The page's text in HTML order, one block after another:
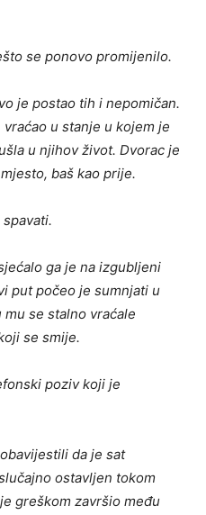
se ponovo promijenilo.
je postao tih i nepomičan.
u stanje u kojem je
u njihov život. Dvorac je
baš kao prije.
ga je na izgubljeni
put počeo je sumnjati u
se stalno vraćale
se smije.
poziv koji je
da je sat
ostavljen tokom
greškom završio među